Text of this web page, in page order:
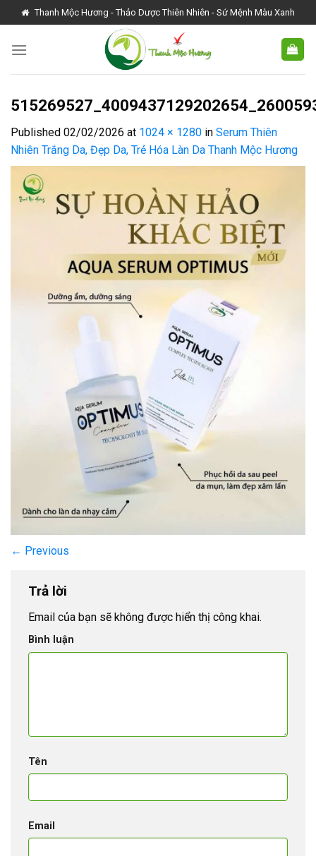
Skip
to
content
Thanh Mộc Hương - Thảo Dược Thiên Nhiên - Sứ Mệnh Màu Xanh
Published 02/02/2026 at 1024 × 1280 in Serum Thiên
Nhiên Trắng Da, Đẹp Da, Trẻ Hóa Làn Da Thanh Mộc Hương
← Previous
Trả lời
Email của bạn sẽ không được hiển thị công khai.
Bình luận
Tên
Email